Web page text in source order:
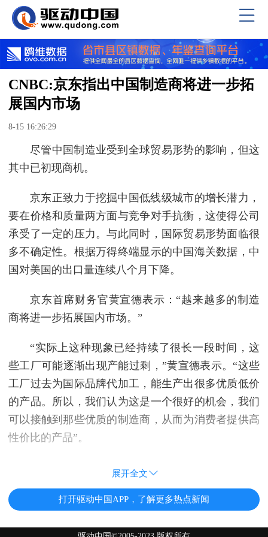
CNBC:京东指出中国制造商将进一步拓
展国内市场
8-15 16:26:29
尽管中国制造业受到全球贸易形势的影响，但这
其中已初现商机。
京东正致力于挖掘中国低线级城市的增长潜力，
要在价格和质量两方面与竞争对手抗衡，这使得公司
承受了一定的压力。与此同时，国际贸易形势面临很
多不确定性。根据万得终端显示的中国海关数据，中
国对美国的出口量连续八个月下降。
京东首席财务官黄宣德表示：“越来越多的制造
商将进一步拓展国内市场。”
“实际上这种现象已经持续了很长一段时间，这
些工厂可能逐渐出现产能过剩，”黄宣德表示。“这些
工厂过去为国际品牌代加工，能生产出很多优质低价
的产品。所以，我们认为这是一个很好的机会，我们
可以接触到那些优质的制造商，从而为消费者提供高
性价比的产品”。
展开全文
打开驱动中国APP，了解更多热点新闻